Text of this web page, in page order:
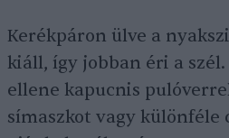
Kerékpáron ülve a
kiáll, így jobban éri a
ellene kapucnis
símaszkot vagy különféle